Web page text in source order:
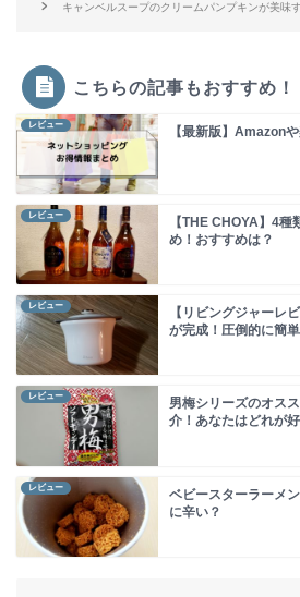
キャンベルスープのクリームパンプキンが美味
こちらの記事もおすすめ！
レビュー 【最新版】Amazon
レビュー
【THE CHOYA】4
め！おすすめは？
レビュー
【リビングジャーレ
が完成！圧倒的に簡
レビュー
男梅シリーズのオス
介！あなたはどれが
レビュー
ベビースターラーメ
に辛い？